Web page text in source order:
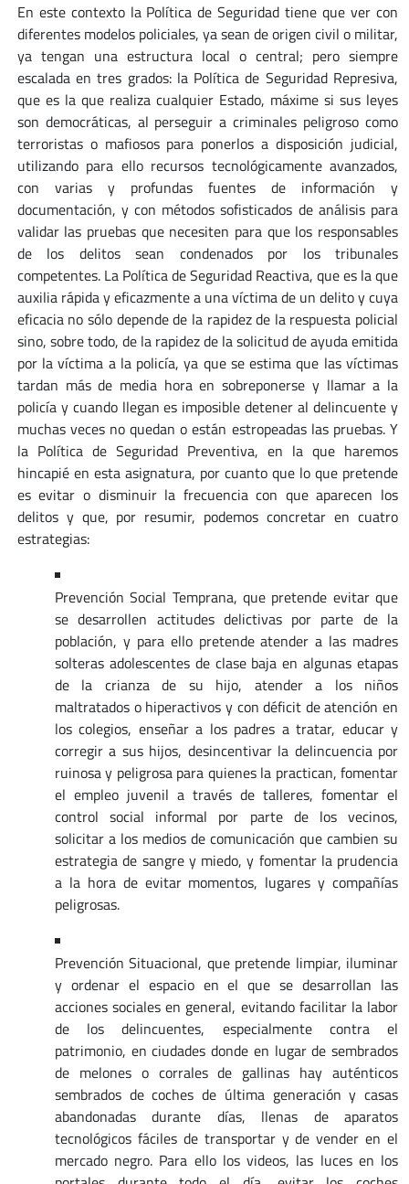
En este contexto la Política de Seguridad tiene que ver con
diferentes modelos policiales, ya sean de origen civil o militar,
ya tengan una estructura local o central; pero siempre
escalada en tres grados: la Política de Seguridad Represiva,
que es la que realiza cualquier Estado, máxime si sus leyes
son democráticas, al perseguir a criminales peligroso como
terroristas o mafiosos para ponerlos a disposición judicial,
utilizando para ello recursos tecnológicamente avanzados,
con varias y profundas fuentes de información y
documentación, y con métodos sofisticados de análisis para
validar las pruebas que necesiten para que los responsables
de los delitos sean condenados por los tribunales
competentes. La Política de Seguridad Reactiva, que es la que
auxilia rápida y eficazmente a una víctima de un delito y cuya
eficacia no sólo depende de la rapidez de la respuesta policial
sino, sobre todo, de la rapidez de la solicitud de ayuda emitida
por la víctima a la policía, ya que se estima que las víctimas
tardan más de media hora en sobreponerse y llamar a la
policía y cuando llegan es imposible detener al delincuente y
muchas veces no quedan o están estropeadas las pruebas. Y
la Política de Seguridad Preventiva, en la que haremos
hincapié en esta asignatura, por cuanto que lo que pretende
es evitar o disminuir la frecuencia con que aparecen los
delitos y que, por resumir, podemos concretar en cuatro
estrategias:
Prevención Social Temprana, que pretende evitar que
se desarrollen actitudes delictivas por parte de la
población, y para ello pretende atender a las madres
solteras adolescentes de clase baja en algunas etapas
de la crianza de su hijo, atender a los niños
maltratados o hiperactivos y con déficit de atención en
los colegios, enseñar a los padres a tratar, educar y
corregir a sus hijos, desincentivar la delincuencia por
ruinosa y peligrosa para quienes la practican, fomentar
el empleo juvenil a través de talleres, fomentar el
control social informal por parte de los vecinos,
solicitar a los medios de comunicación que cambien su
estrategia de sangre y miedo, y fomentar la prudencia
a la hora de evitar momentos, lugares y compañías
peligrosas.
Prevención Situacional, que pretende limpiar, iluminar
y ordenar el espacio en el que se desarrollan las
acciones sociales en general, evitando facilitar la labor
de los delincuentes, especialmente contra el
patrimonio, en ciudades donde en lugar de sembrados
de melones o corrales de gallinas hay auténticos
sembrados de coches de última generación y casas
abandonadas durante días, llenas de aparatos
tecnológicos fáciles de transportar y de vender en el
mercado negro. Para ello los videos, las luces en los